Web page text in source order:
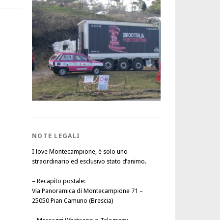
NOTE LEGALI
I love Montecampione, è solo uno
straordinario ed esclusivo stato d’animo.
– Recapito postale:
Via Panoramica di Montecampione 71 –
25050 Pian Camuno (Brescia)